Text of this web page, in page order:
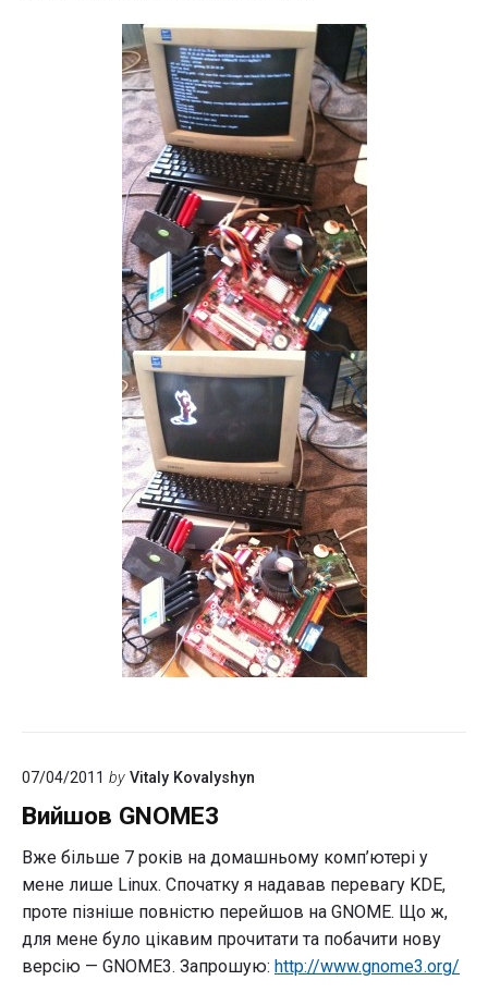
07/04/2011 by Vitaly Kovalyshyn
Вийшов GNOME3
Вже більше 7 років на домашньому комп’ютері у
мене лише Linux. Спочатку я надавав перевагу KDE,
проте пізніше повністю перейшов на GNOME. Що ж,
для мене було цікавим прочитати та побачити нову
версію — GNOME3. Запрошую: http://www.gnome3.org/